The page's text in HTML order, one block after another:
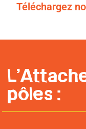
Téléchargez
pôles :